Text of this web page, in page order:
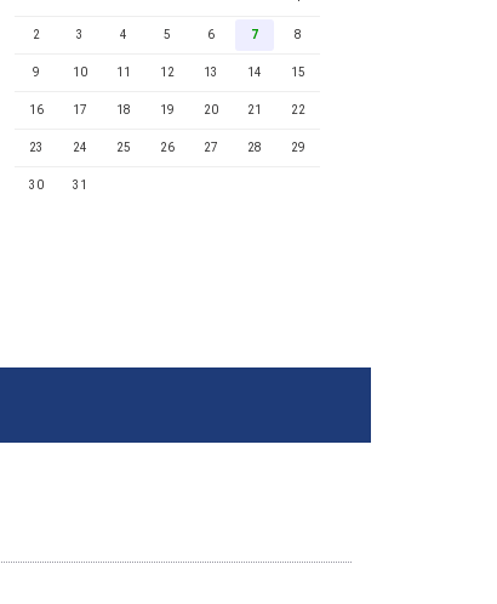
2 3 4 5 6 7 8
9 10 11 12 13 14 15
16 17 18 19 20 21 22
23 24 25 26 27 28 29
30 31